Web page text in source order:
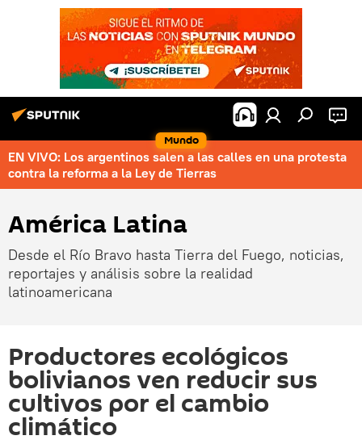
Mundo
EN VIVO: Los argentinos salen a las calles en una protesta
contra la reforma a la Ley de Tierras
América Latina
Desde el Río Bravo hasta Tierra del Fuego, noticias,
reportajes y análisis sobre la realidad
latinoamericana
Productores ecológicos
bolivianos ven reducir sus
cultivos por el cambio
climático